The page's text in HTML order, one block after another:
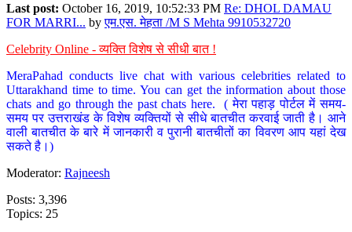
Last post: October 16, 2019, 10:52:33 PM Re: DHOL DAMAU
FOR MARRI... byएम.एस. मेहता /M S Mehta 9910532720
Celebrity Online - व्यक्ति विशेष से सीधी बात !
MeraPahad conducts live chat with various celebrities related to
Uttarakhand time to time. You can get the information about those
chats and go through the past chats here. ( मेरा पहाड़ पोर्टल में समय-
समय पर उत्तराखंड के विशेष व्यक्तियों से सीधे बातचीत करवाई जाती है। आने
वाली बातचीत के बारे में जानकारी व पुरानी बातचीतों का विवरण आप यहां देख
सकते है।)
Moderator: Rajneesh
Posts: 3,396
Topics: 25